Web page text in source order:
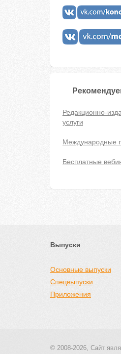
Редакционно-
услуги
Международные
Бесплатные
Выпуски
Основные выпуски
Спецвыпуски
Приложения
© 2008-2026, Сайт